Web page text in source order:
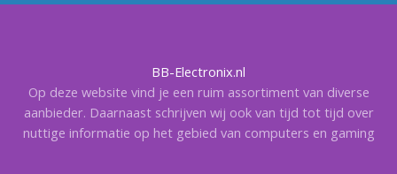
BB-Electronix.nl
Op deze website vind je een ruim assortiment van diverse
aanbieder. Daarnaast schrijven wij ook van tijd tot tijd over
nuttige informatie op het gebied van computers en gaming